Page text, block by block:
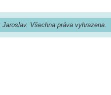
Všechna práva vyhrazena.